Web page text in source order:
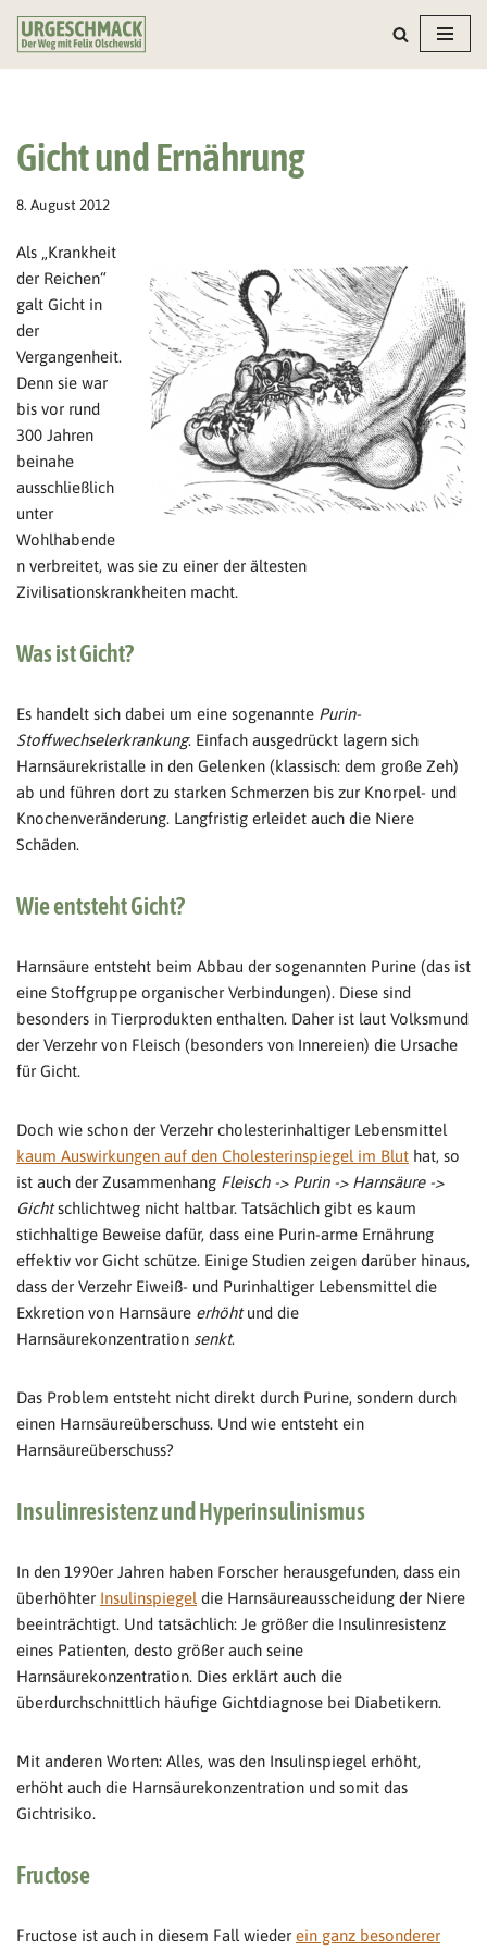
Zum
Gicht und Ernährung
8. August 2012
Als „Krankheit
der Reichen“
galt Gicht in
der
Vergangenheit.
Denn sie war
bis vor rund
300 Jahren
beinahe
ausschließlich
unter
Wohlhabende
n verbreitet, was sie zu einer der ältesten
Zivilisationskrankheiten macht.
Was ist Gicht?
Es handelt sich dabei um eine sogenannte Purin-
Stoffwechselerkrankung. Einfach ausgedrückt lagern sich
Harnsäurekristalle in den Gelenken (klassisch: dem große Zeh)
ab und führen dort zu starken Schmerzen bis zur Knorpel- und
Knochenveränderung. Langfristig erleidet auch die Niere
Schäden.
Wie entsteht Gicht?
Harnsäure entsteht beim Abbau der sogenannten Purine (das ist
eine Stoffgruppe organischer Verbindungen). Diese sind
besonders in Tierprodukten enthalten. Daher ist laut Volksmund
der Verzehr von Fleisch (besonders von Innereien) die Ursache
für Gicht.
Doch wie schon der Verzehr cholesterinhaltiger Lebensmittel
kaum Auswirkungen auf den Cholesterinspiegel im Blut hat, so
ist auch der Zusammenhang Fleisch -> Purin -> Harnsäure ->
Gichtschlichtweg nicht haltbar. Tatsächlich gibt es kaum
stichhaltige Beweise dafür, dass eine Purin-arme Ernährung
effektiv vor Gicht schütze. Einige Studien zeigen darüber hinaus,
dass der Verzehr Eiweiß- und Purinhaltiger Lebensmittel die
Exkretion von Harnsäure erhöhtund die
Harnsäurekonzentration senkt.
Das Problem entsteht nicht direkt durch Purine, sondern durch
einen Harnsäureüberschuss. Und wie entsteht ein
Harnsäureüberschuss?
Insulinresistenz und Hyperinsulinismus
In den 1990er Jahren haben Forscher herausgefunden, dass ein
überhöhter Insulinspiegel die Harnsäureausscheidung der Niere
beeinträchtigt. Und tatsächlich: Je größer die Insulinresistenz
eines Patienten, desto größer auch seine
Harnsäurekonzentration. Dies erklärt auch die
überdurchschnittlich häufige Gichtdiagnose bei Diabetikern.
Mit anderen Worten: Alles, was den Insulinspiegel erhöht,
erhöht auch die Harnsäurekonzentration und somit das
Gichtrisiko.
Fructose
Fructose ist auch in diesem Fall wieder ein ganz besonderer